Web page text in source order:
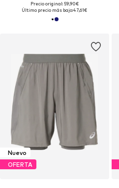
Precio original: 59,90€
Último precio más bajo:47,61€
Nuevo
OFERTA